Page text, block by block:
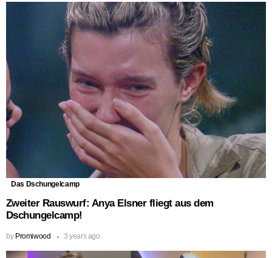
Das Dschungelcamp
Zweiter Rauswurf: Anya Elsner fliegt aus dem
Dschungelcamp!
by Promiwood 3 years ago